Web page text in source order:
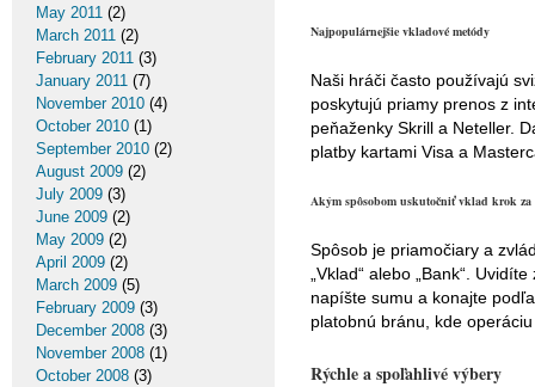
Najpopulárnejšie vkladové metódy
Naši hráči často používajú
poskytujú priamy prenos z
peňaženky Skrill a Neteller.
platby kartami Visa a
Akým spôsobom uskutočniť vklad krok
Spôsob je priamočiary a
„Vklad“ alebo „Bank“.
napíšte sumu a konajte
platobnú bránu, kde
Rýchle a spoľahlivé výbery
May 2011 (2)
March 2011 (2)
February 2011 (3)
January 2011 (7)
November 2010 (4)
October 2010 (1)
September 2010 (2)
August 2009 (2)
July 2009 (3)
June 2009 (2)
May 2009 (2)
April 2009 (2)
March 2009 (5)
February 2009 (3)
December 2008 (3)
November 2008 (1)
October 2008 (3)